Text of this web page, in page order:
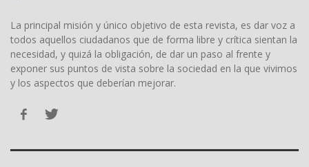
La principal misión y único objetivo de esta revista, es dar voz a
todos aquellos ciudadanos que de forma libre y crítica sientan la
necesidad, y quizá la obligación, de dar un paso al frente y
exponer sus puntos de vista sobre la sociedad en la que vivimos
y los aspectos que deberían mejorar.